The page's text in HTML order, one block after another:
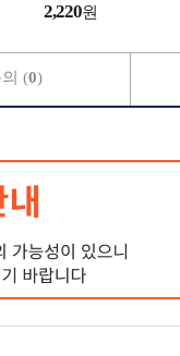
2,220원
(0)